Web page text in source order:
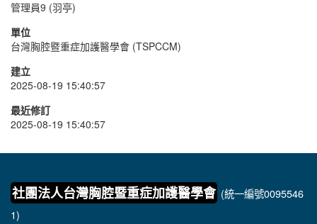
管理員9 (羽亭)
單位
台灣胸腔暨重症加護醫學會 (TSPCCM)
建立
2025-08-19 15:40:57
最近修訂
2025-08-19 15:40:57
社團法人台灣胸腔暨重症加護醫學會 (統一編號0095546
1)